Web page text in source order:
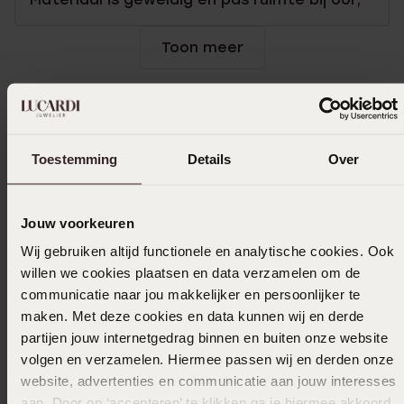
Toestemming Details Over
Jouw voorkeuren
Wij gebruiken altijd functionele en analytische cookies. Ook
willen we cookies plaatsen en data verzamelen om de
communicatie naar jou makkelijker en persoonlijker te
maken. Met deze cookies en data kunnen wij en derde
partijen jouw internetgedrag binnen en buiten onze website
volgen en verzamelen. Hiermee passen wij en derden onze
website, advertenties en communicatie aan jouw interesses
Toon meer
Ook leuk voor jou